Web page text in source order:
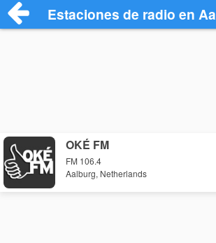
Estaciones de radio en
OKÉ FM
FM 106.4
Aalburg, Netherlands